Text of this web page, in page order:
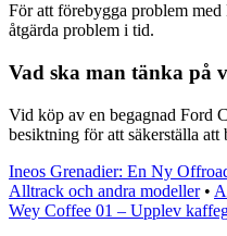
För att förebygga problem
åtgärda problem i tid.
Vad ska man tänka på
Vid köp av en begagnad Ford
besiktning för att säkerställa
Ineos Grenadier: En Ny
Alltrack och andra modeller•
Wey Coffee 01 – Upplev